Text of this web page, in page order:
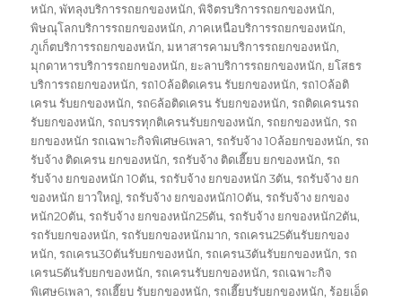
หนัก,พัทลุงบริการรถยกของหนัก,พิจิตรบริการรถยกของหนัก,
พิษณุโลกบริการรถยกของหนัก,ภาคเหนือบริการรถยกของหนัก,
ภูเก็ตบริการรถยกของหนัก,มหาสารคามบริการรถยกของหนัก,
มุกดาหารบริการรถยกของหนัก, ยะลาบริการรถยกของหนัก, ยโสธร
บริการรถยกของหนัก,รถ10ล้อติดเครน รับยกของหนัก,รถ10ล้อติ
เครน รับยกของหนัก,รถ6ล้อติดเครน รับยกของหนัก,รถติดเครนรถ
รับยกของหนัก,รถบรรทุกติเครนรับยกของหนัก,รถยกของหนัก,รถ
ยกของหนัก รถเฉพาะกิจพิเศษ6เพลา,รถรับจ้าง 10ล้อยกของหนัก,รถ
รับจ้าง ติดเครน ยกของหนัก,รถรับจ้าง ติดเฮี๊ยบ ยกของหนัก,รถ
รับจ้าง ยกของหนัก 10ตัน,รถรับจ้าง ยกของหนัก 3ตัน,รถรับจ้าง ยก
ของหนัก ยาวใหญ่,รถรับจ้าง ยกของหนัก10ตัน,รถรับจ้าง ยกของ
หนัก20ตัน,รถรับจ้าง ยกของหนัก25ตัน,รถรับจ้าง ยกของหนัก2ตัน,
รถรับยกของหนัก,รถรับยกของหนักมาก,รถเครน25ตันรับยกของ
หนัก,รถเครน30ตันรับยกของหนัก,รถเครน3ตันรับยกของหนัก,รถ
เครน5ตันรับยกของหนัก,รถเครนรับยกของหนัก,รถเฉพาะกิจ
พิเศษ6เพลา,รถเฮี๊ยบ รับยกของหนัก,รถเฮี๊ยบรับยกของหนัก,ร้อยเอ็ด